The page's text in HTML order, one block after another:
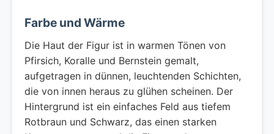
Farbe und Wärme
Die Haut der Figur ist in warmen Tönen von
Pfirsich, Koralle und Bernstein gemalt,
aufgetragen in dünnen, leuchtenden Schichten,
die von innen heraus zu glühen scheinen. Der
Hintergrund ist ein einfaches Feld aus tiefem
Rotbraun und Schwarz, das einen starken